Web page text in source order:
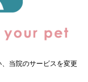
当院のサービスを変更